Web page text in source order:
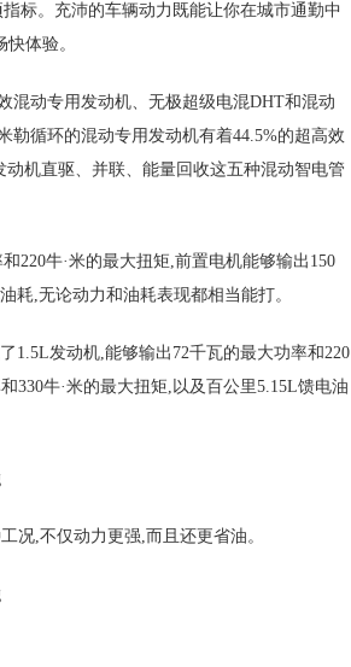
标。充沛的车辆动力既能让你在城市通勤中
体验。
混动专用发动机、无极超级电混DHT和混动
勒循环的混动专用发动机有着44.5%的超高效
机直驱、并联、能量回收这五种混动智电管
220牛·米的最大扭矩,前置电机能够输出150
耗,无论动力和油耗表现都相当能打。
1.5L发动机,能够输出72千瓦的最大功率和220
330牛·米的最大扭矩,以及百公里5.15L馈电油
况,不仅动力更强,而且还更省油。